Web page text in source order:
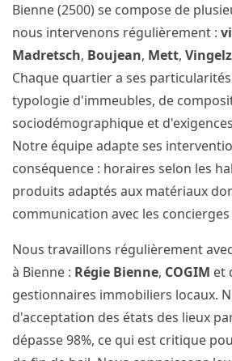
Bienne (2500) se compose de
nous intervenons régulièrement :
Madretsch, Boujean, Mett, Vingelz
Chaque quartier a ses
typologie d'immeubles, de
sociodémographique et
Notre équipe adapte ses
conséquence : horaires selon les
produits adaptés aux matériaux
communication avec les
Nous travaillons régulièrement
à Bienne : Régie Bienne, COGIM et
gestionnaires immobiliers locaux.
d'acceptation des états des lieux
dépasse 98%, ce qui est critique